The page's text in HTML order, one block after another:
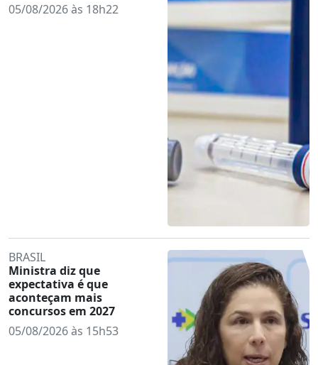
05/08/2026 às 18h22
BRASIL
Ministra diz que
expectativa é que
aconteçam mais
concursos em 2027
05/08/2026 às 15h53